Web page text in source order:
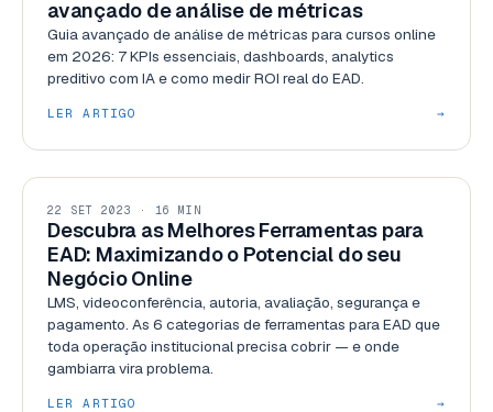
avançado de análise de métricas
Guia avançado de análise de métricas para cursos online
em 2026: 7 KPIs essenciais, dashboards, analytics
preditivo com IA e como medir ROI real do EAD.
LER ARTIGO →
GESTÃO
22 SET 2023 · 16 MIN
Descubra as Melhores Ferramentas para
EAD: Maximizando o Potencial do seu
Negócio Online
LMS, videoconferência, autoria, avaliação, segurança e
pagamento. As 6 categorias de ferramentas para EAD que
toda operação institucional precisa cobrir — e onde
gambiarra vira problema.
LER ARTIGO →